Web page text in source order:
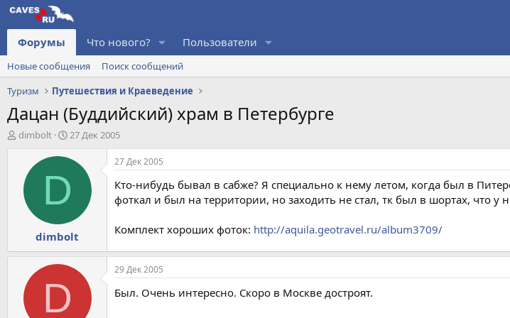
Форумы Что нового? Пользователи
Новые сообщения
Поиск сообщений
Туризм
Путешествия и Краеведение
Дацан (Буддийский) храм в Петербурге
А
dimbolt
Д
т
н
а
а
л
а
27 Дек 2005
D
dimbolt
27 Дек 2005
Кто-нибудь бывал в сабже? Я специально к нему летом, когда был в
фоткал и был на территории, но заходить не стал, тк был в шортах, что
Комплект хороших фоток: http://aquila.geotravel.ru/album3709/
D
29 Дек 2005
Был. Очень интересно. Скоро в Москве достроят.